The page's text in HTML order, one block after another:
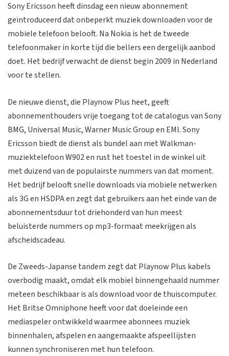
Sony Ericsson heeft dinsdag een nieuw abonnement
geïntroduceerd dat onbeperkt muziek downloaden voor de
mobiele telefoon belooft. Na Nokia is het de tweede
telefoonmaker in korte tijd die bellers een dergelijk aanbod
doet. Het bedrijf verwacht de dienst begin 2009 in Nederland
voor te stellen.
De nieuwe dienst, die Playnow Plus heet, geeft
abonnementhouders vrije toegang tot de catalogus van Sony
BMG, Universal Music, Warner Music Group en EMI. Sony
Ericsson biedt de dienst als bundel aan met Walkman-
muziektelefoon W902 en rust het toestel in de winkel uit
met duizend van de populairste nummers van dat moment.
Het bedrijf belooft snelle downloads via mobiele netwerken
als 3G en HSDPA en zegt dat gebruikers aan het einde van de
abonnementsduur tot driehonderd van hun meest
beluisterde nummers op mp3-formaat meekrijgen als
afscheidscadeau.
De Zweeds-Japanse tandem zegt dat Playnow Plus kabels
overbodig maakt, omdat elk mobiel binnengehaald nummer
meteen beschikbaar is als download voor de thuiscomputer.
Het Britse Omniphone heeft voor dat doeleinde een
mediaspeler ontwikkeld waarmee abonnees muziek
binnenhalen, afspelen en aangemaakte afspeellijsten
kunnen synchroniseren met hun telefoon.